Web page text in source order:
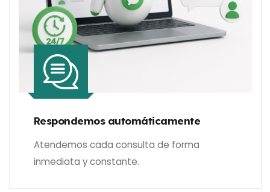
Respondemos automáticamente
Atendemos cada consulta de forma
inmediata y constante.